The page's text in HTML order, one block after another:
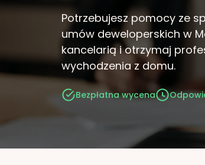
Potrzebujesz pomocy ze
umów deweloperskich w
kancelarią i otrzymaj
wychodzenia z domu.
Bezpłatna wycena